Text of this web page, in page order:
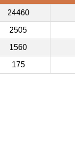
24460
2505
1560
175